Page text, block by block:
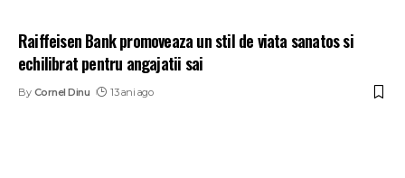
Raiffeisen Bank promoveaza un stil de viata sanatos si
echilibrat pentru angajatii sai
By Cornel Dinu 13 ani ago